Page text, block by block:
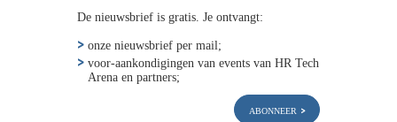
De nieuwsbrief is gratis. Je ontvangt:
onze nieuwsbrief per mail;
voor-aankondigingen van events van HR Tech
Arena en partners;
abonneer